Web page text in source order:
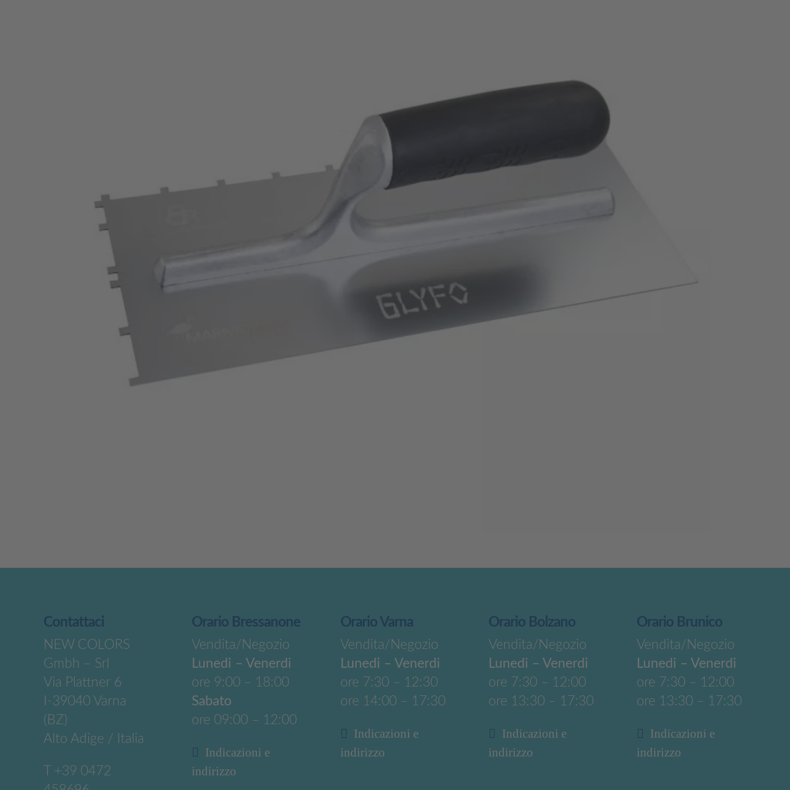
Contattaci
NEW COLORS
Gmbh – Srl
Via Plattner 6
I-39040 Varna
(BZ)
Alto Adige / Italia
+39 0472
Orario Bressanone
Vendita/Negozio
Lunedi – Venerdi
ore 9:00 – 18:00
Sabato
ore 09:00 – 12:00
Indicazioni e
indirizzo
Orario Varna
Vendita/Negozio
Lunedi – Venerdi
ore 7:30 – 12:30
ore 14:00 – 17:30
Indicazioni e
indirizzo
Orario Bolzano
Vendita/Negozio
Lunedi – Venerdi
ore 7:30 – 12:00
ore 13:30 – 17:30
Indicazioni e
indirizzo
Orario Brunico
Vendita/Negozio
Lunedi – Venerdi
ore 7:30 – 12:00
ore 13:30 – 17:30
Indicazioni e
indirizzo